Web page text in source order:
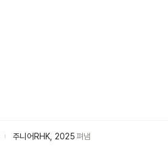
주니어RHK 2025펴냄